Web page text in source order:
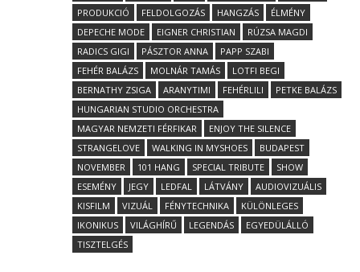
PRODUKCIÓ
FELDOLGOZÁS HANGZÁS
ÉLMÉNY
DEPECHE MODE
EIGNER CHRISTIAN
RÚZSA MAGDI
RADICS GIGI
PÁSZTOR ANNA
PAPP SZABI
FEHÉR BALÁZS
MOLNÁR TAMÁS
LOTFI BEGI
BERNATHY ZSIGA
ARANYTIMI FEHÉRLILI
PETKE BALÁZS
HUNGARIAN STUDIO ORCHESTRA
MAGYAR NEMZETI FÉRFIKAR
ENJOY THE SILENCE
STRANGELOVE
WALKING IN MYSHOES
BUDAPEST
NOVEMBER
101 HANG SPECIAL TRIBUTE
SHOW
ESEMÉNY
JEGY LEDFAL LÁTVÁNY
AUDIOVIZUÁLIS
KISFILM
VIZUÁL FÉNYTECHNIKA
KÜLÖNLEGES
IKONIKUS
VILÁGHÍRŰ LEGENDÁS
EGYEDÜLÁLLÓ
TISZTELGÉS